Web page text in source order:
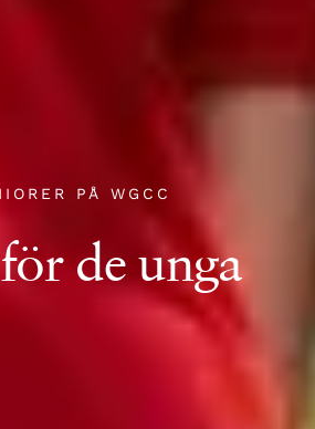
PÅ WGCC
de unga